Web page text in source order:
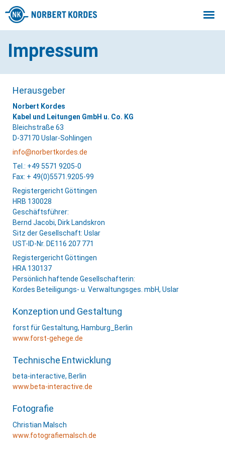
Impressum
Herausgeber
Norbert Kordes
Kabel und Leitungen GmbH u. Co. KG
Bleichstraße 63
D-37170 Uslar-Sohlingen
info@norbertkordes.de
Tel.: +49 5571 9205-0
Fax: + 49(0)5571.9205-99
Registergericht Göttingen
HRB 130028
Geschäftsführer:
Bernd Jacobi, Dirk Landskron
Sitz der Gesellschaft: Uslar
UST-ID-Nr. DE116 207 771
Registergericht Göttingen
HRA 130137
Persönlich haftende Gesellschafterin:
Kordes Beteiligungs- u. Verwaltungsges. mbH, Uslar
Konzeption und Gestaltung
forst für Gestaltung, Hamburg_Berlin
www.forst-gehege.de
Technische Entwicklung
beta-interactive, Berlin
www.beta-interactive.de
Fotografie
Christian Malsch
www.fotografiemalsch.de